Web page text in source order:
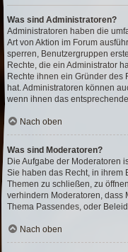
Was sind Administratoren?
Administratoren haben die
Art von Aktion im Forum
sperren, Benutzergruppen
Rechte, die ein Administrator
Rechte ihnen ein Gründer des
hat. Administratoren können
wenn ihnen das
Nach oben
Was sind Moderatoren?
Die Aufgabe der Moderatoren
Sie haben das Recht, in ihrem
Themen zu schließen, zu
verhindern Moderatoren, dass
Thema Passendes, oder
Nach oben